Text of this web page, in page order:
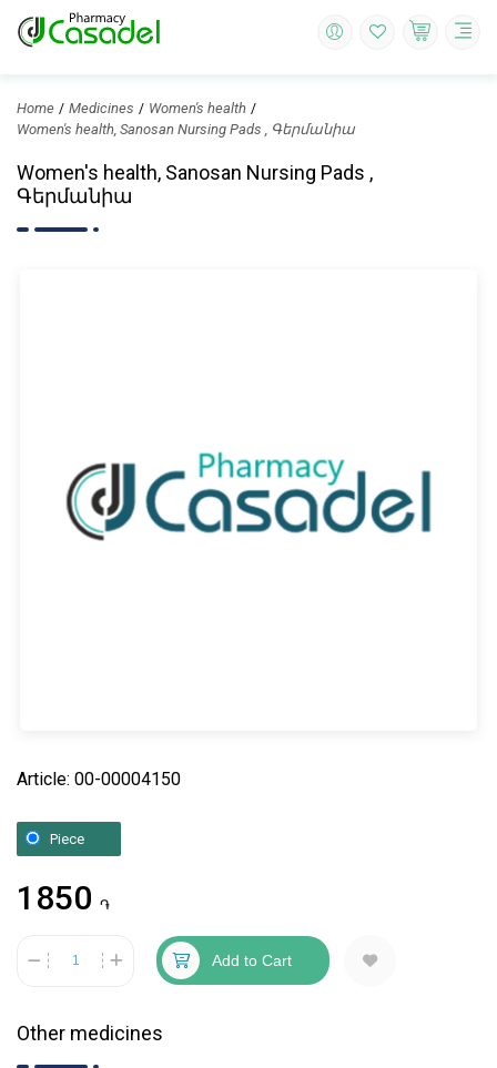
Home Medicines
Women's health
Women's health, Sanosan Nursing Pads , Գերմանիա
Women's health, Sanosan Nursing Pads ,
Գերմանիա
Article: 00-00004150
Piece
1850 ֏
Add to Cart
Other medicines